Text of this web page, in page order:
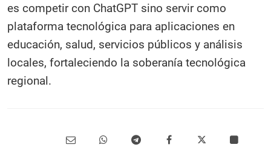
es competir con ChatGPT sino servir como
plataforma tecnológica para aplicaciones en
educación, salud, servicios públicos y análisis
locales, fortaleciendo la soberanía tecnológica
regional.